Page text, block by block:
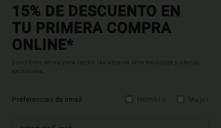
15% DE DESCUENTO EN
TU PRIMERA COMPRA
ONLINE*
Suscríbete ahora para recibir las ultimas informaciones y ofertas
exclusivas.
Preferencias de email